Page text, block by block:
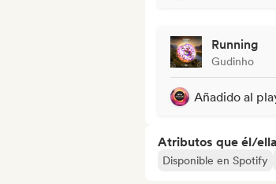
Running
Gudinho
Añadido al
Atributos que él/
Disponible en Spotify